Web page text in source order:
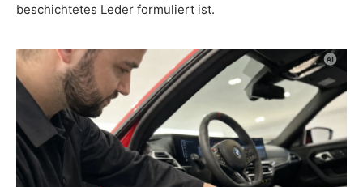
beschichtetes Leder formuliert ist.